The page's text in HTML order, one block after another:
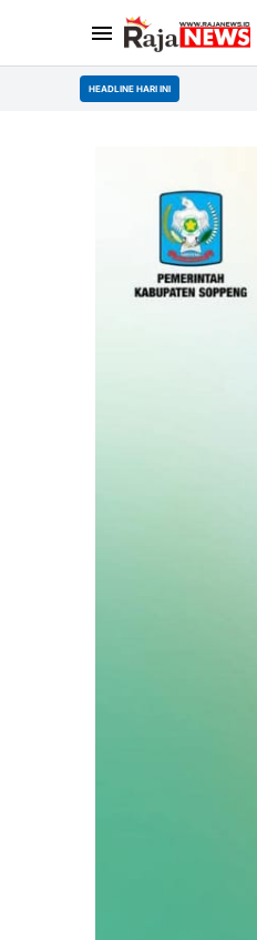
HEADLINE HARI INI